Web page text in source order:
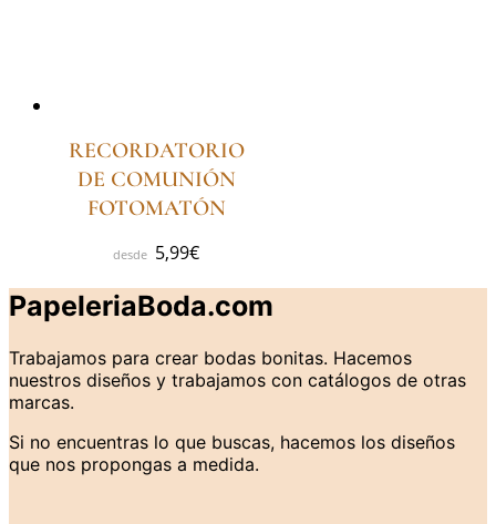
RECORDATORIO
DE COMUNIÓN
FOTOMATÓN
5,99€
PapeleriaBoda.com
Trabajamos para crear bodas bonitas. Hacemos
nuestros diseños y trabajamos con catálogos de otras
marcas.
Si no encuentras lo que buscas, hacemos los diseños
que nos propongas a medida.